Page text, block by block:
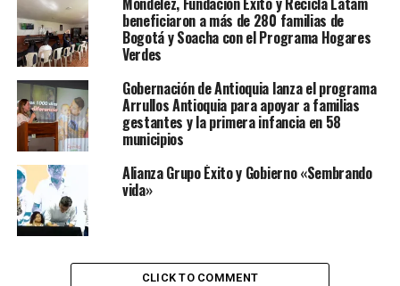
beneficiaron a más de 280 familias de
Bogotá y Soacha con el Programa Hogares
Verdes
Gobernación de Antioquia lanza el programa
Arrullos Antioquia para apoyar a familias
gestantes y la primera infancia en 58
municipios
Alianza Grupo Éxito y Gobierno «Sembrando
vida»
CLICK TO COMMENT